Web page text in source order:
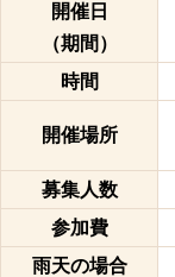
開催日
（期間）
時間
開催場所
募集人数
参加費
雨天の場合